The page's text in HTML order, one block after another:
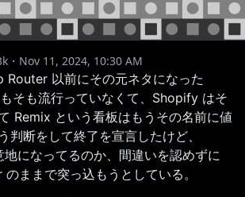
・Nov 11, 2024, 10:30 AM
Router 以前にその元ネタになった
そも流行っていなくて、Shopify はそ
Remix という看板はもうその名前に値
判断をして終了を宣言したけど、
になってるのか、間違いを認めずに
ままで突っ込もうとしている。